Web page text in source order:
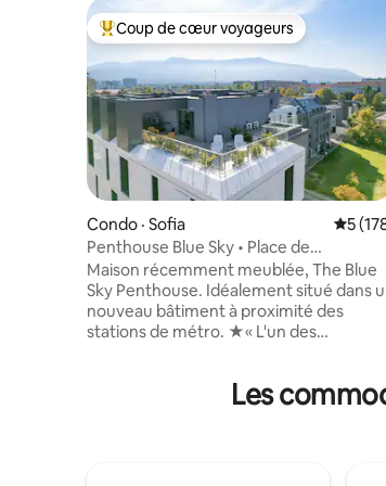
Coup de cœur voyageurs parmi les plus
Coup de cœur voyageurs
Condo · Sofia Note
5
Penthouse Blue Sky • Place de
stationnement • Vues panoramiques
Maison récemment meublée, The Blue
Sky Penthouse. Idéalement situé dans
nouveau bâtiment à proximité des
stations de métro. ★« L'un des
VEDETTE : ➤ Stationnement dédié au
Les